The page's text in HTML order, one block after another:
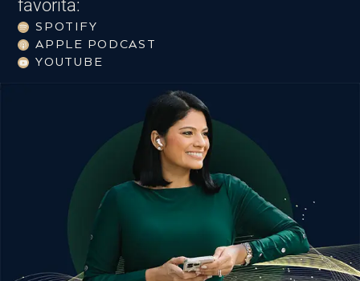
favorita:
SPOTIFY
APPLE PODCAST
YOUTUBE